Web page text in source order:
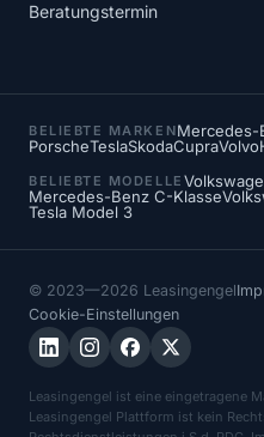
Beratungstermin
BELIEBTE MARKENMercedes-
PorscheTeslaSkodaCupraVolvo
BELIEBTE MODELLE
Mercedes-Benz C-Klasse
Tesla Model 3
© 2023—2026 Leasingengel
Cookie-Einstellungen
Leasingengel ist eine eingetragene
Leasingengel Plattform ist kein